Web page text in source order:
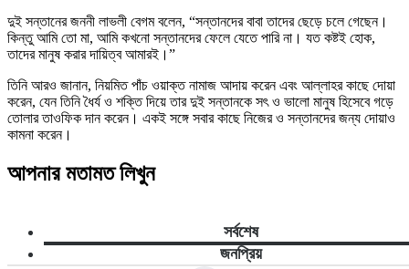
দুই সন্তানের জননী লাভলী বেগম বলেন, “সন্তানদের বাবা তাদের ছেড়ে চলে গেছেন।
কিন্তু আমি তো মা, আমি কখনো সন্তানদের ফেলে যেতে পারি না। যত কষ্টই হোক,
তাদের মানুষ করার দায়িত্ব আমারই।”
তিনি আরও জানান, নিয়মিত পাঁচ ওয়াক্ত নামাজ আদায় করেন এবং আল্লাহর কাছে দোয়া
করেন, যেন তিনি ধৈর্য ও শক্তি দিয়ে তার দুই সন্তানকে সৎ ও ভালো মানুষ হিসেবে গড়ে
তোলার তাওফিক দান করেন। একই সঙ্গে সবার কাছে নিজের ও সন্তানদের জন্য দোয়াও
কামনা করেন।
আপনার মতামত লিখুন
সর্বশেষ
জনপ্রিয়